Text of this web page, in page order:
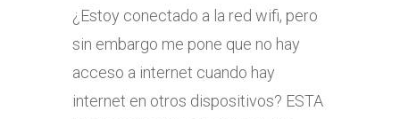
¿Estoy conectado a la red wifi, pero
sin embargo me pone que no hay
acceso a internet cuando hay
internet en otros dispositivos? ESTA